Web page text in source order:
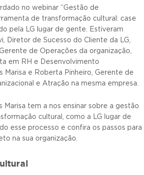
no webinar “Gestão de
de transformação cultural: case
pela LG lugar de gente. Estiveram
Diretor de Sucesso do Cliente da LG,
de Operações da organização,
em RH e Desenvolvimento
Marisa e Roberta Pinheiro, Gerente de
e Atração na mesma empresa.
Marisa tem a nos ensinar sobre a gestão
cultural, como a LG lugar de
esse processo e confira os passos para
na sua organização.